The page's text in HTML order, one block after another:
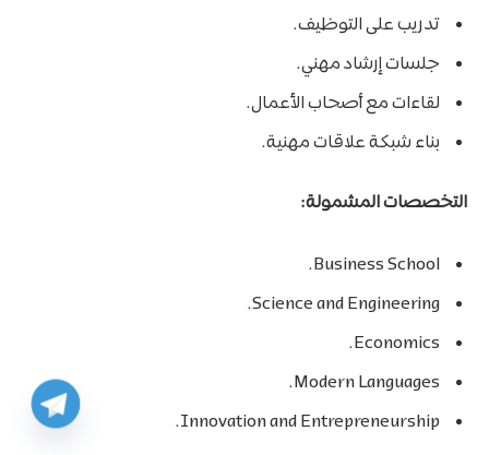
تدريب على التوظيف.
جلسات إرشاد مهني.
لقاءات مع أصحاب الأعمال.
بناء شبكة علاقات مهنية.
التخصصات المشمولة:
Business School.
Science and Engineering.
Economics.
Modern Languages.
Innovation and Entrepreneurship.